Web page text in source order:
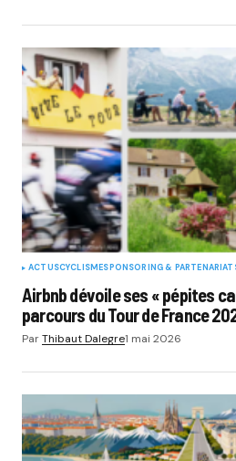
ACTUSCYCLISMESPONSORING &
Airbnb dévoile ses « pépites
parcours du Tour de France
ParThibaut Dalegre1 mai 2026